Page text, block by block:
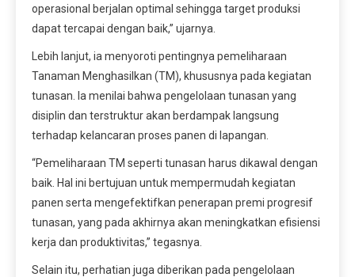
operasional berjalan optimal sehingga target produksi
dapat tercapai dengan baik,” ujarnya.
Lebih lanjut, ia menyoroti pentingnya pemeliharaan
Tanaman Menghasilkan (TM), khususnya pada kegiatan
tunasan. Ia menilai bahwa pengelolaan tunasan yang
disiplin dan terstruktur akan berdampak langsung
terhadap kelancaran proses panen di lapangan.
“Pemeliharaan TM seperti tunasan harus dikawal dengan
baik. Hal ini bertujuan untuk mempermudah kegiatan
panen serta mengefektifkan penerapan premi progresif
tunasan, yang pada akhirnya akan meningkatkan efisiensi
kerja dan produktivitas,” tegasnya.
Selain itu, perhatian juga diberikan pada pengelolaan